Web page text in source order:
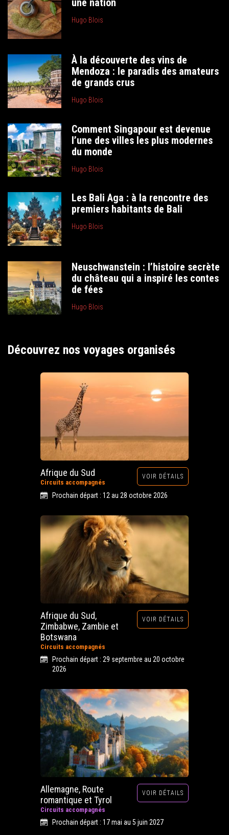
une nation
Hugo Blois
À la découverte des vins de
Mendoza : le paradis des amateurs
de grands crus
Hugo Blois
Comment Singapour est devenue
l’une des villes les plus modernes
du monde
Hugo Blois
Les Bali Aga : à la rencontre des
premiers habitants de Bali
Hugo Blois
Neuschwanstein : l’histoire secrète
du château qui a inspiré les contes
de fées
Hugo Blois
Découvrez nos voyages organisés
Afrique du Sud
Circuits accompagnés
VOIR DÉTAILS
Prochain départ : 12 au 28 octobre 2026
Afrique du Sud,
Zimbabwe, Zambie et
Botswana
Circuits accompagnés
VOIR DÉTAILS
Prochain départ : 29 septembre au 20 octobre
2026
Allemagne, Route
romantique et Tyrol
Circuits accompagnés
VOIR DÉTAILS
Prochain départ : 17 mai au 5 juin 2027